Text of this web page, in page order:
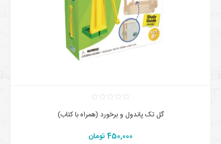
گل تک پاندول و برخورد (همراه با کتاب)
450,000 تومان